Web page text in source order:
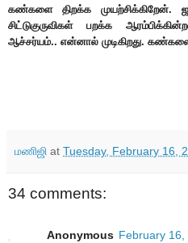
கண்களை திறக்க முயற்சிக்கிறேன்.
சிட்டுகுருவிகள் பறக்க
ஆச்சர்யம்.. என்னால் முடிகிறது.
மணிஜி at Tuesday, February 16,
34 comments:
Anonymous February 16,